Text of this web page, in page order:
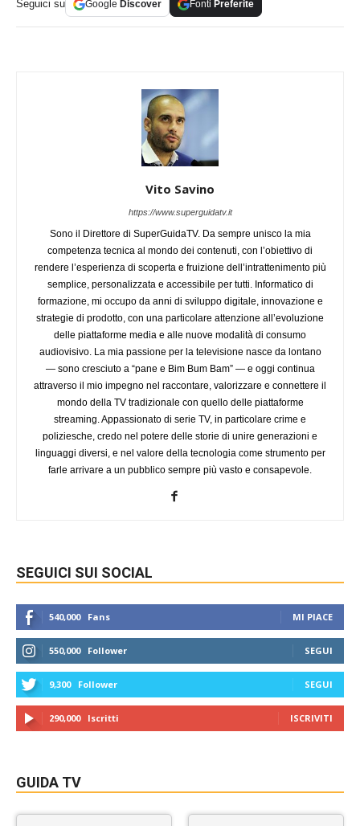
Seguici su Google Discover Fonti Preferite
Vito Savino
https://www.superguidatv.it
Sono il Direttore di SuperGuidaTV. Da sempre unisco la mia
competenza tecnica al mondo dei contenuti, con l’obiettivo di
rendere l’esperienza di scoperta e fruizione dell’intrattenimento più
semplice, personalizzata e accessibile per tutti. Informatico di
formazione, mi occupo da anni di sviluppo digitale, innovazione e
strategie di prodotto, con una particolare attenzione all’evoluzione
delle piattaforme media e alle nuove modalità di consumo
audiovisivo. La mia passione per la televisione nasce da lontano
— sono cresciuto a “pane e Bim Bum Bam” — e oggi continua
attraverso il mio impegno nel raccontare, valorizzare e connettere il
mondo della TV tradizionale con quello delle piattaforme
streaming. Appassionato di serie TV, in particolare crime e
poliziesche, credo nel potere delle storie di unire generazioni e
linguaggi diversi, e nel valore della tecnologia come strumento per
farle arrivare a un pubblico sempre più vasto e consapevole.
SEGUICI SUI SOCIAL
540,000 Fans MI PIACE
550,000 Follower SEGUI
9,300 Follower SEGUI
290,000 Iscritti ISCRIVITI
GUIDA TV